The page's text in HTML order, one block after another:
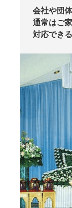
会社や団
通常はご
対応でき